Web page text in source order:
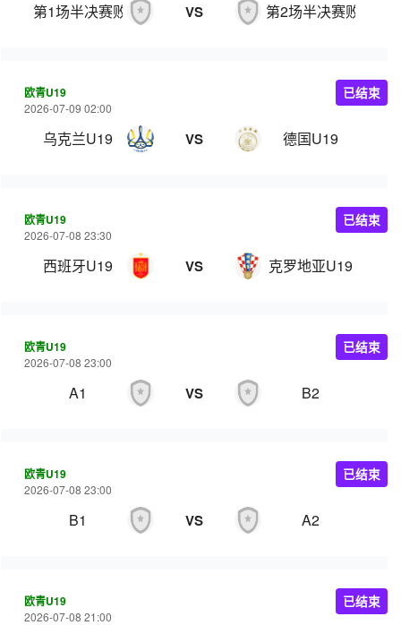
第1场半决赛败者 VS 第2场半决赛败者
欧青U19
2026-07-09 02:00
乌克兰U19 VS 德国U19
已结束
欧青U19
2026-07-08 23:30
西班牙U19 VS 克罗地亚U19
已结束
欧青U19
2026-07-08 23:00
A1 VS B2
已结束
欧青U19
2026-07-08 23:00
B1 VS A2
已结束
欧青U19
2026-07-08 21:00
已结束